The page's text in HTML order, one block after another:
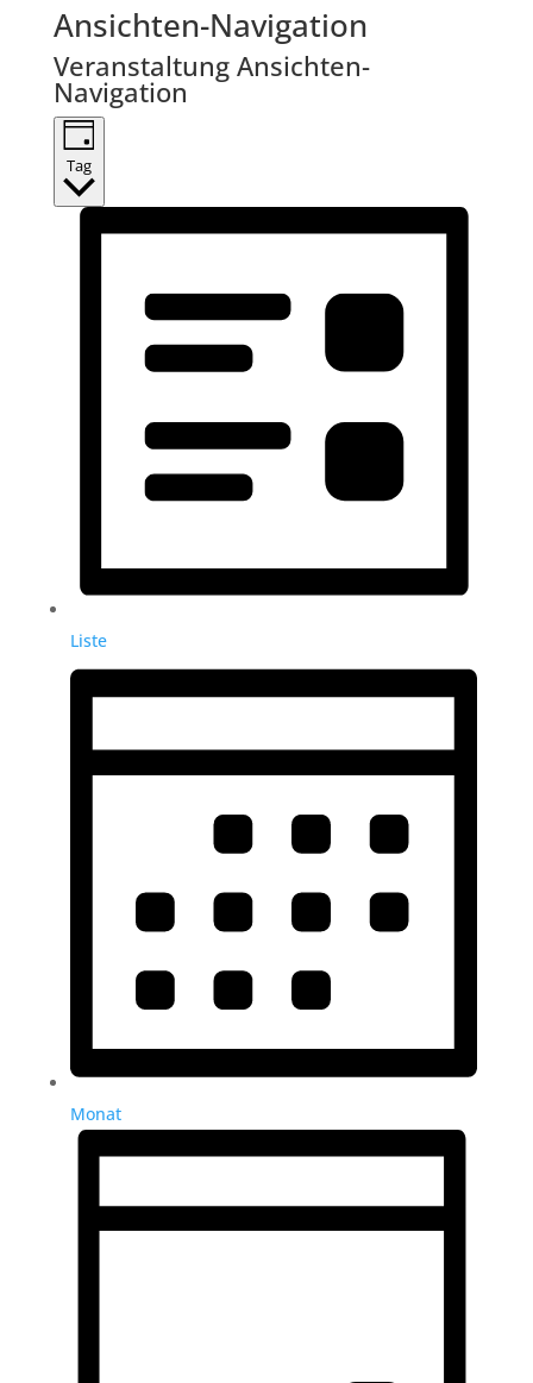
Veranstaltungen
für
3.
April
2026
Ansichten-Navigation
Veranstaltung Ansichten-
Navigation
Tag
Liste
Monat